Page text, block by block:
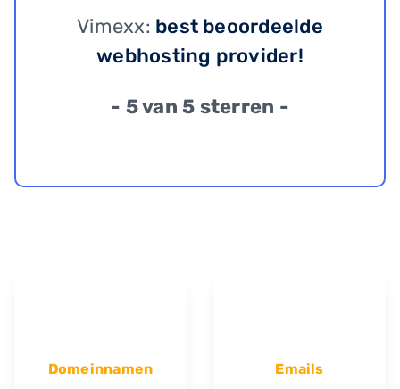
Vimexx: best beoordeelde
webhosting provider!
- 5 van 5 sterren -
Domeinnamen Emails